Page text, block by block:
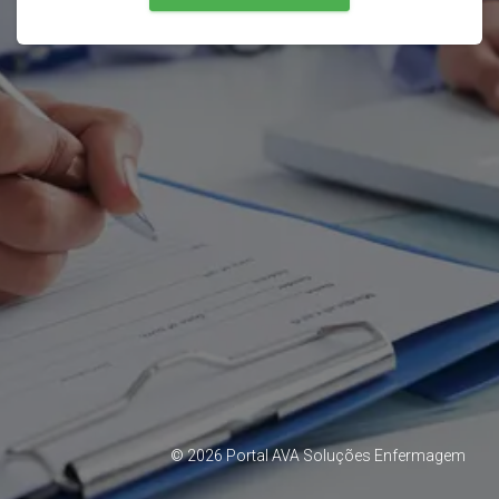
©2026Portal AVA Soluções Enfermagem